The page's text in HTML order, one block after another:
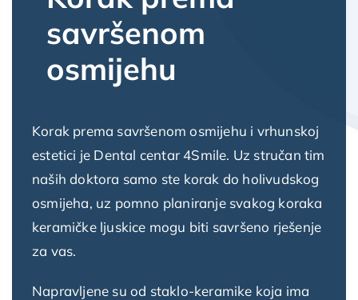
savršenom
osmijehu
Korak prema savršenom osmijehu i vrhunskoj
estetici je Dental centar 4Smile. Uz stručan tim
naših doktora samo ste korak do holivudskog
osmijeha, uz pomno planiranje svakog koraka
keramičke ljuskice mogu biti savršeno rješenje
za vas.
Napravljene su od staklo-keramike koja ima